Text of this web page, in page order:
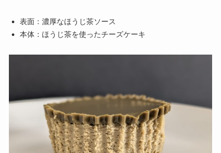
表面：濃厚なほうじ茶ソース
本体：ほうじ茶を使ったチーズケーキ